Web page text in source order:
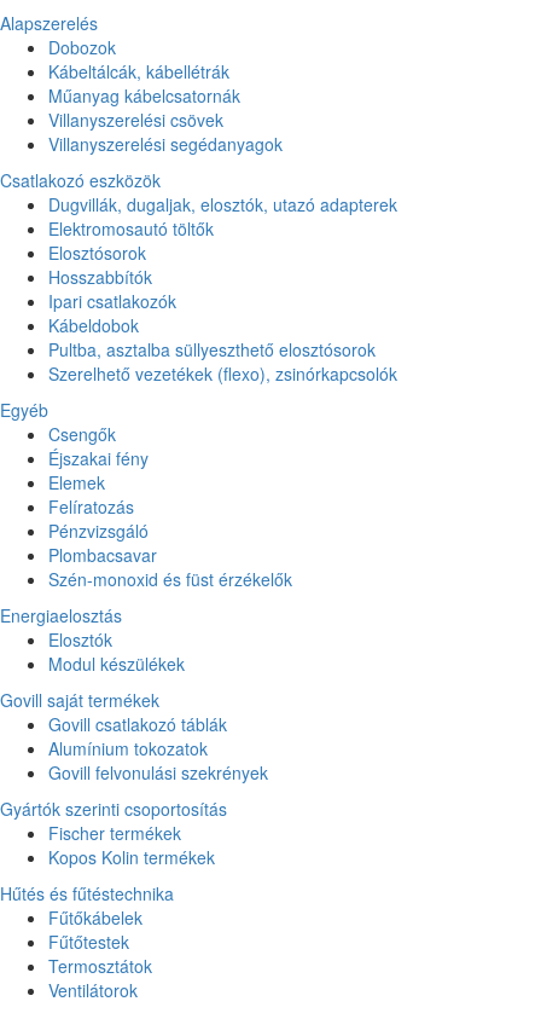
Alapszerelés
Dobozok
Kábeltálcák, kábellétrák
Műanyag kábelcsatornák
Villanyszerelési csövek
Villanyszerelési segédanyagok
Csatlakozó eszközök
Dugvillák, dugaljak, elosztók, utazó adapterek
Elektromosautó töltők
Elosztósorok
Hosszabbítók
Ipari csatlakozók
Kábeldobok
Pultba, asztalba süllyeszthető elosztósorok
Szerelhető vezetékek (flexo), zsinórkapcsolók
Egyéb
Csengők
Éjszakai fény
Elemek
Felíratozás
Pénzvizsgáló
Plombacsavar
Szén-monoxid és füst érzékelők
Energiaelosztás
Elosztók
Modul készülékek
Govill saját termékek
Govill csatlakozó táblák
Alumínium tokozatok
Govill felvonulási szekrények
Gyártók szerinti csoportosítás
Fischer termékek
Kopos Kolin termékek
Hűtés és fűtéstechnika
Fűtőkábelek
Fűtőtestek
Termosztátok
Ventilátorok